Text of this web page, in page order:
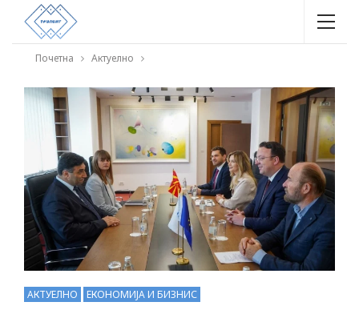
Почетна Актуелно
АКТУЕЛНО ЕКОНОМИЈА И БИЗНИС